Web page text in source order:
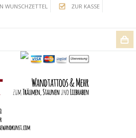
WUNSCHZETTEL
ZUR KASSE